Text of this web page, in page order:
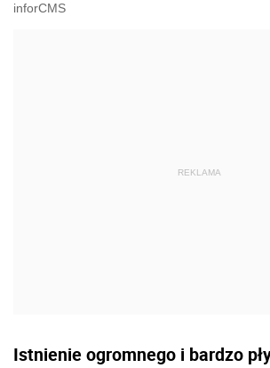
inforCMS
Istnienie ogromnego i bardzo